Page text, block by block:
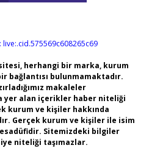
live:.cid.575569c608265c69
herhangi bir marka, kurum
bağlantısı bulunmamaktadır.
makaleler
yer alan içerikler haber niteliği
kurum ve kişiler hakkında
Gerçek kurum ve kişiler ile isim
Sitemizdeki bilgiler
niteliği taşımazlar.